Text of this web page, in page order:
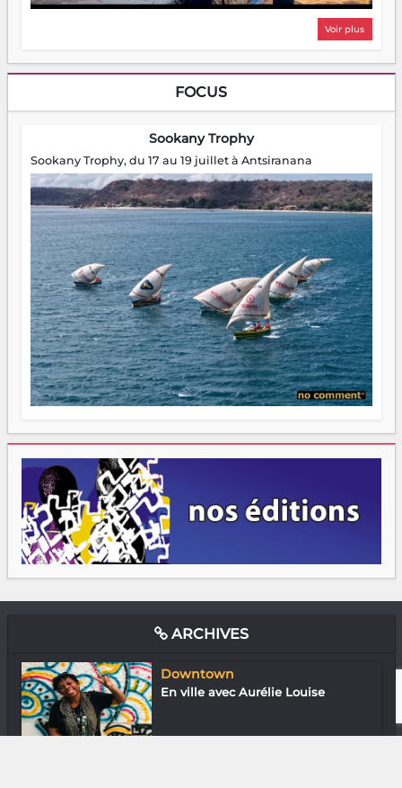
Voir plus
FOCUS
Sookany Trophy
Sookany Trophy, du 17 au 19 juillet à Antsiranana
ARCHIVES
Downtown
En ville avec Aurélie Louise